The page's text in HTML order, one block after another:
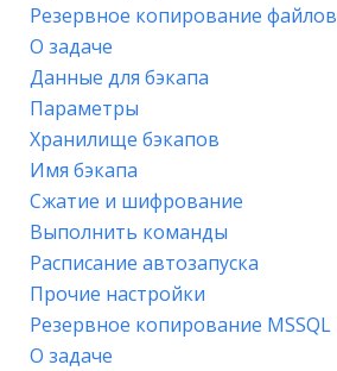
Резервное копирование файлов
О задаче
Данные для бэкапа
Параметры
Хранилище бэкапов
Имя бэкапа
Сжатие и шифрование
Выполнить команды
Расписание автозапуска
Прочие настройки
Резервное копирование MSSQL
О задаче